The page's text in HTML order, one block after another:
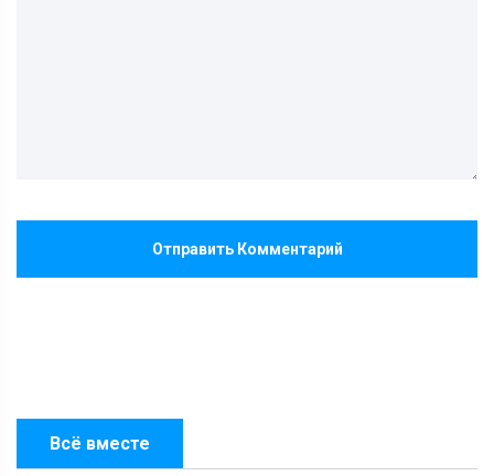
Всё вместе
Отправить Комментарий